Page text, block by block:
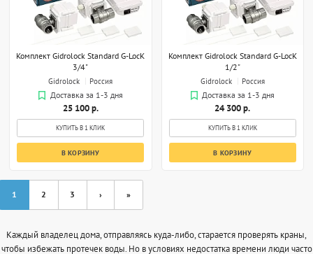
Комплект Gidrоlock Standard G-LocK
3/4"
Gidrolock
Россия
Доставка за 1-3 дня
25 100 р.
КУПИТЬ В 1 КЛИК
В КОРЗИНУ
Комплект Gidrоlock Standard G-LocK
1/2"
Gidrolock
Россия
Доставка за 1-3 дня
24 300 р.
КУПИТЬ В 1 КЛИК
В КОРЗИНУ
1 2 3 › »
Каждый владелец дома, отправляясь куда-либо, старается проверять краны,
чтобы избежать протечек воды. Но в условиях недостатка времени люди часто